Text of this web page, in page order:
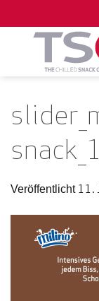
Inhalt
Veröffentlicht 11.